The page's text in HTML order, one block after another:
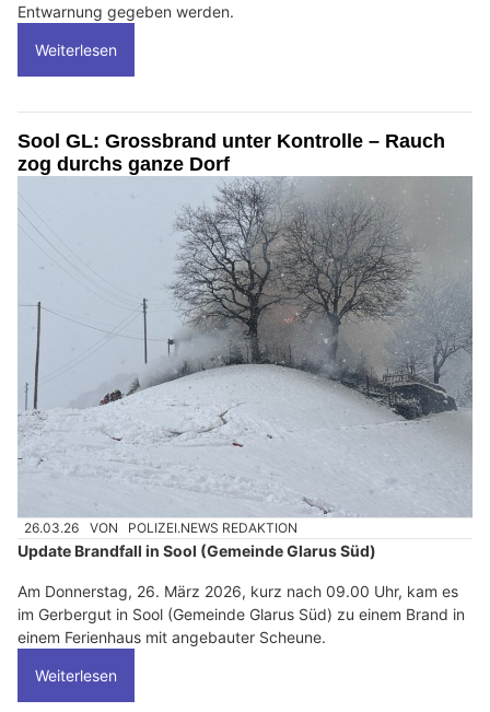
Entwarnung gegeben werden.
Weiterlesen
Sool GL: Grossbrand unter Kontrolle – Rauch
zog durchs ganze Dorf
26.03.26 VON POLIZEI.NEWS REDAKTION
Update Brandfall in Sool (Gemeinde Glarus Süd)
Am Donnerstag, 26. März 2026, kurz nach 09.00 Uhr, kam es
im Gerbergut in Sool (Gemeinde Glarus Süd) zu einem Brand in
einem Ferienhaus mit angebauter Scheune.
Weiterlesen